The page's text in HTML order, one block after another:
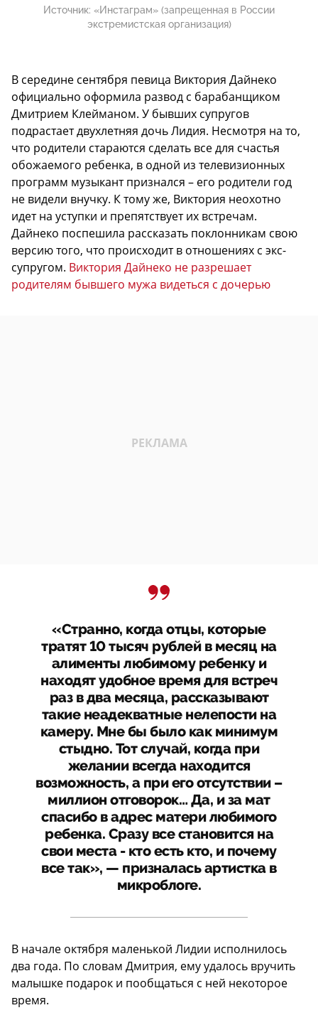
Источник: «Инстаграм» (запрещенная в России
экстремистская организация)
В середине сентября певица Виктория Дайнеко
официально оформила развод с барабанщиком
Дмитрием Клейманом. У бывших супругов
подрастает двухлетняя дочь Лидия. Несмотря на то,
что родители стараются сделать все для счастья
обожаемого ребенка, в одной из телевизионных
программ музыкант признался – его родители год
не видели внучку. К тому же, Виктория неохотно
идет на уступки и препятствует их встречам.
Дайнеко поспешила рассказать поклонникам свою
версию того, что происходит в отношениях с экс-
супругом. Виктория Дайнеко не разрешает
родителям бывшего мужа видеться с дочерью
«Странно, когда отцы, которые
тратят 10 тысяч рублей в месяц на
алименты любимому ребенку и
находят удобное время для встреч
раз в два месяца, рассказывают
такие неадекватные нелепости на
камеру. Мне бы было как минимум
стыдно. Тот случай, когда при
желании всегда находится
возможность, а при его отсутствии –
миллион отговорок… Да, и за мат
спасибо в адрес матери любимого
ребенка. Сразу все становится на
свои места - кто есть кто, и почему
все так», — призналась артистка в
микроблоге.
В начале октября маленькой Лидии исполнилось
два года. По словам Дмитрия, ему удалось вручить
малышке подарок и пообщаться с ней некоторое
время.